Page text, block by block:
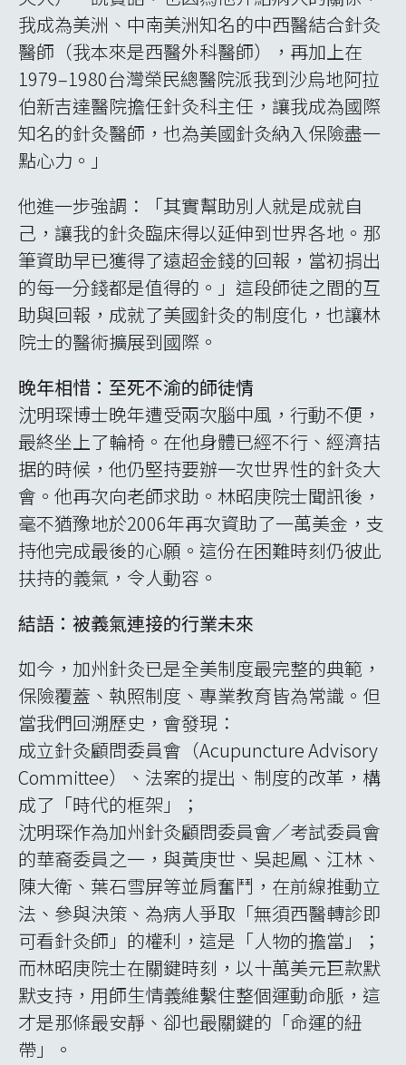
我成為美洲、中南美洲知名的中西醫結合針灸
醫師（我本來是西醫外科醫師），再加上在
1979–1980台灣榮民總醫院派我到沙烏地阿拉
伯新吉達醫院擔任針灸科主任，讓我成為國際
知名的針灸醫師，也為美國針灸納入保險盡一
點心力。」
他進一步強調：「其實幫助別人就是成就自
己，讓我的針灸臨床得以延伸到世界各地。那
筆資助早已獲得了遠超金錢的回報，當初捐出
的每一分錢都是值得的。」這段師徒之間的互
助與回報，成就了美國針灸的制度化，也讓林
院士的醫術擴展到國際。
晚年相惜：至死不渝的師徒情
沈明琛博士晚年遭受兩次腦中風，行動不便，
最終坐上了輪椅。在他身體已經不行、經濟拮
据的時候，他仍堅持要辦一次世界性的針灸大
會。他再次向老師求助。林昭庚院士聞訊後，
毫不猶豫地於2006年再次資助了一萬美金，支
持他完成最後的心願。這份在困難時刻仍彼此
扶持的義氣，令人動容。
結語：被義氣連接的行業未來
如今，加州針灸已是全美制度最完整的典範，
保險覆蓋、執照制度、專業教育皆為常識。但
當我們回溯歷史，會發現：
成立針灸顧問委員會（Acupuncture Advisory
Committee）、法案的提出、制度的改革，構
成了「時代的框架」；
沈明琛作為加州針灸顧問委員會／考試委員會
的華裔委員之一，與黃庚世、吳起鳳、江林、
陳大衛、葉石雪屏等並肩奮鬥，在前線推動立
法、參與決策、為病人爭取「無須西醫轉診即
可看針灸師」的權利，這是「人物的擔當」；
而林昭庚院士在關鍵時刻，以十萬美元巨款默
默支持，用師生情義維繫住整個運動命脈，這
才是那條最安靜、卻也最關鍵的「命運的紐
帶」。